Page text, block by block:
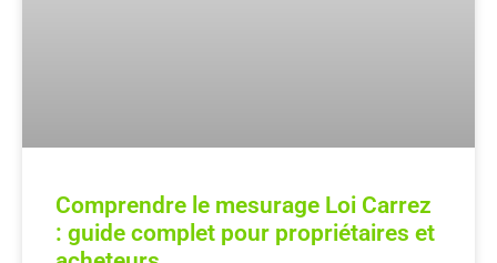
Comprendre le mesurage Loi Carrez
: guide complet pour propriétaires et